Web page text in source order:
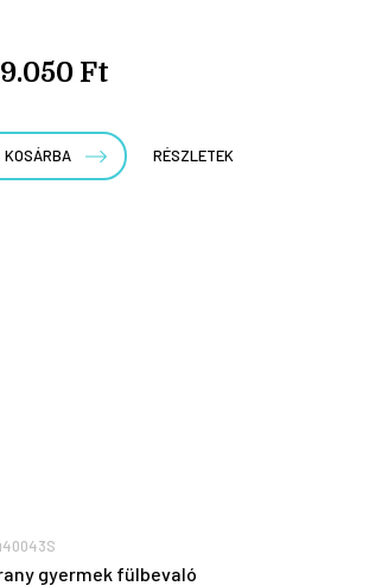
Ft
KOSÁRBA RÉSZLETEK
gyermek fülbevaló